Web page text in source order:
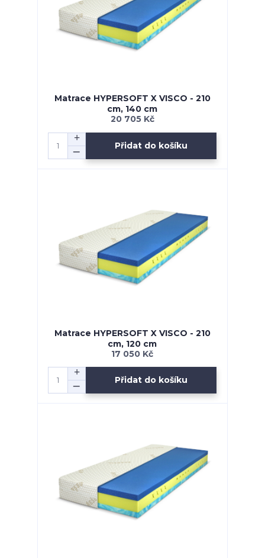
Matrace HYPERSOFT X VISCO - 210
cm, 140 cm
20 705 Kč
Přidat do košíku
Matrace HYPERSOFT X VISCO - 210
cm, 120 cm
17 050 Kč
Přidat do košíku